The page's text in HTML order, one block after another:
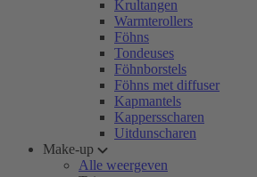
Krultangen
Warmterollers
Föhns
Tondeuses
Föhnborstels
Föhns met diffuser
Kapmantels
Kappersscharen
Uitdunscharen
Make-up
Alle weergeven